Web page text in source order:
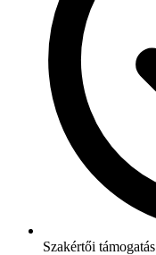
Szakértői támogatás